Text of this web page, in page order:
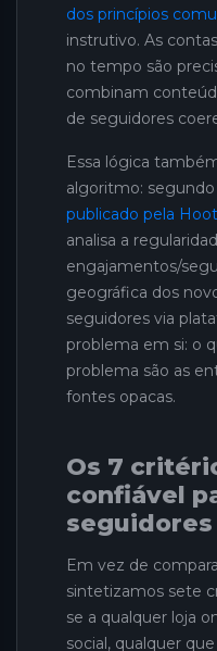
dos princípios
instrutivo. As
no tempo são
combinam
de seguidores
Essa lógica
algoritmo:
publicado pela
analisa a
engajamentos/
geográfica dos
seguidores via
problema em si: o
problema são as
fontes opacas.
Os 7
confiável
Em vez de
sintetizamos sete
se a qualquer loja
social, qualquer